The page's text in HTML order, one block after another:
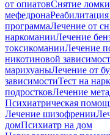
от опиатовСнятие ломки
мефедрона
программаЛечение от
наркоманииЛечение
токсикоманииЛечение
никотиновой
марихуаныЛечение от
зависимостиТест на
подростковЛечение
Психиатрическая
Лечение шизофрении
домПсихиатр на дом